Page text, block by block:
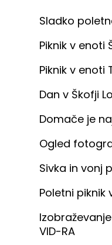
Sladko
Piknik v enoti
Piknik v enoti
Dan v Škofji
Domače je
Ogled
Sivka in vonj
Poletni piknik
VID-RA